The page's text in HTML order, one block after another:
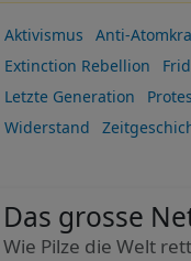
Aktivismus Anti-
Extinction Rebellion
Letzte Generation
Widerstand
Das grosse
Wie Pilze die Welt